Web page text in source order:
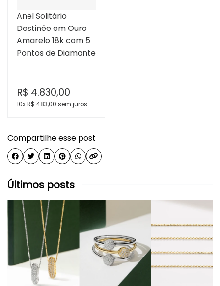
Anel Solitário
Destinée em Ouro
Amarelo 18k com 5
Pontos de Diamante
R$ 4.830,00
10x R$ 483,00 sem juros
Compartilhe esse post
Últimos posts